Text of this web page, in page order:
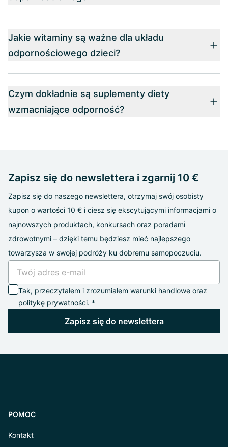
Jakie witaminy są ważne dla układu
odpornościowego dzieci?
Czym dokładnie są suplementy diety
wzmacniające odporność?
Zapisz się do newslettera i zgarnij 10 €
Zapisz się do naszego newslettera, otrzymaj swój osobisty
kupon o wartości 10 € i ciesz się ekscytującymi informacjami o
najnowszych produktach, konkursach oraz poradami
zdrowotnymi – dzięki temu będziesz mieć najlepszego
towarzysza w swojej podróży ku dobremu samopoczuciu.
Tak, przeczytałem i zrozumiałem warunki handlowe oraz
politykę prywatności. *
Zapisz się do newslettera
POMOC
Kontakt